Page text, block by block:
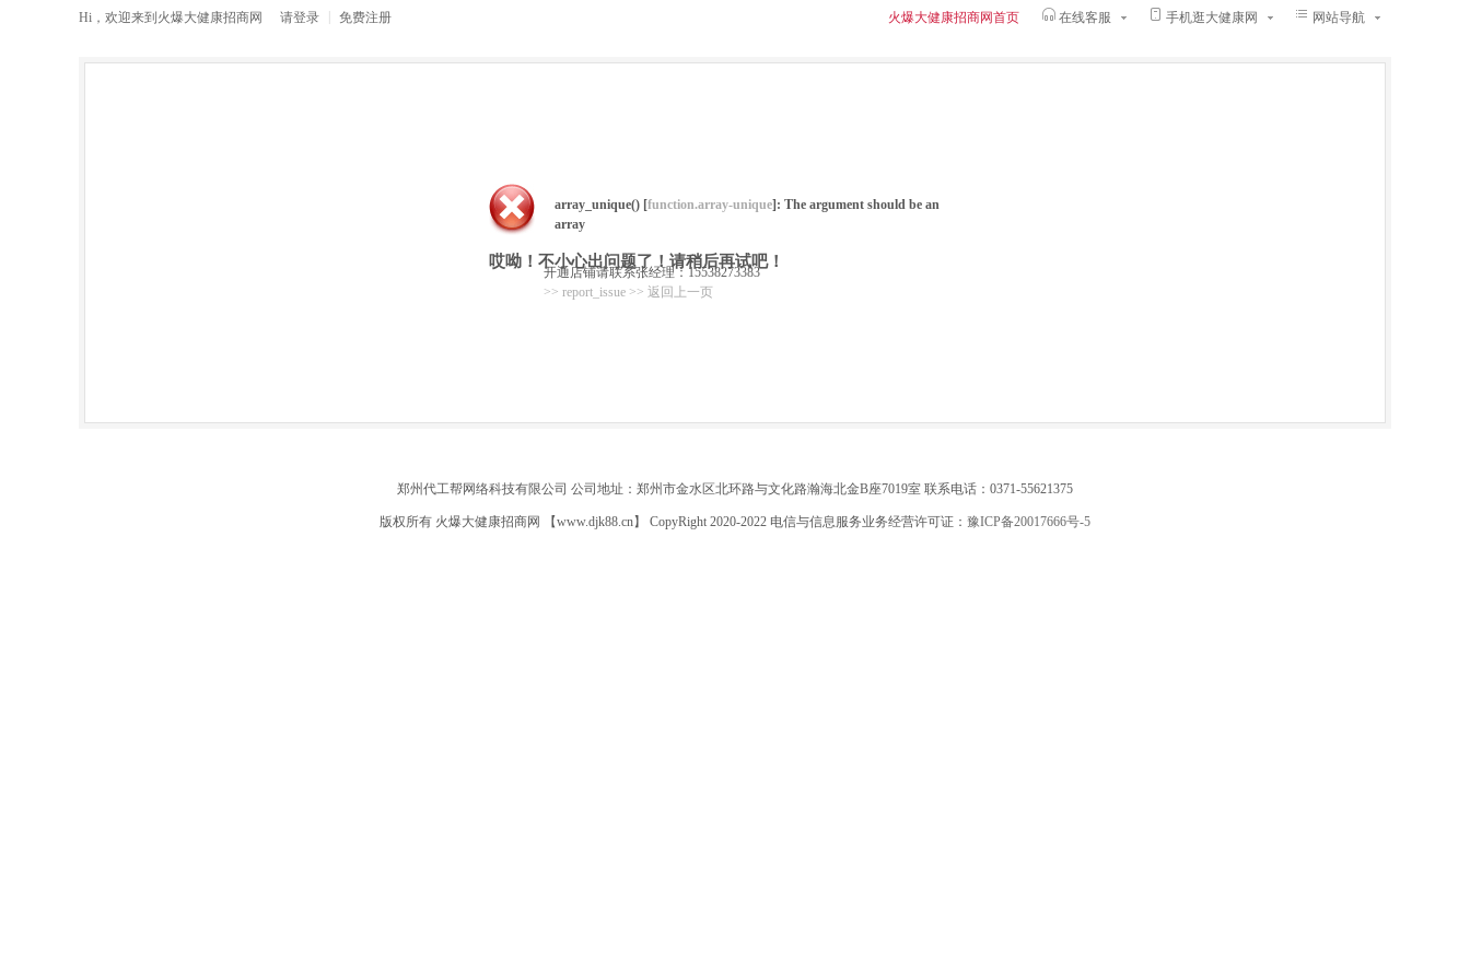
Hi，欢迎来到 火爆大健康招商网 请登录 免费注册 在线客服 手机逛大健康网 网站导航
火爆大健康招商网首页
array_unique() [function.array-unique]: The argument should be an
array
哎呦！不小心出问题了！请稍后再试吧！
开通店铺请联系张经理：15538273383
>> report_issue >> 返回上一页
郑州代工帮网络科技有限公司 公司地址：郑州市金水区北环路与文化路瀚海北金B座7019室 联系电话：0371-55621375
版权所有 火爆大健康招商网 【www.djk88.cn】 CopyRight 2020-2022 电信与信息服务业务经营许可证： 豫ICP备20017666号-5